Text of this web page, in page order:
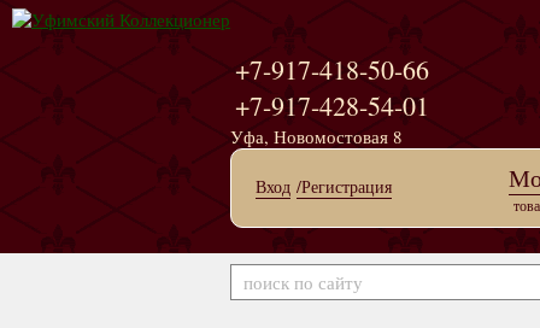
+7-917-418-50-66
+7-917-428-54-01
Уфа, Новомостовая 8
Вход /Регистрация